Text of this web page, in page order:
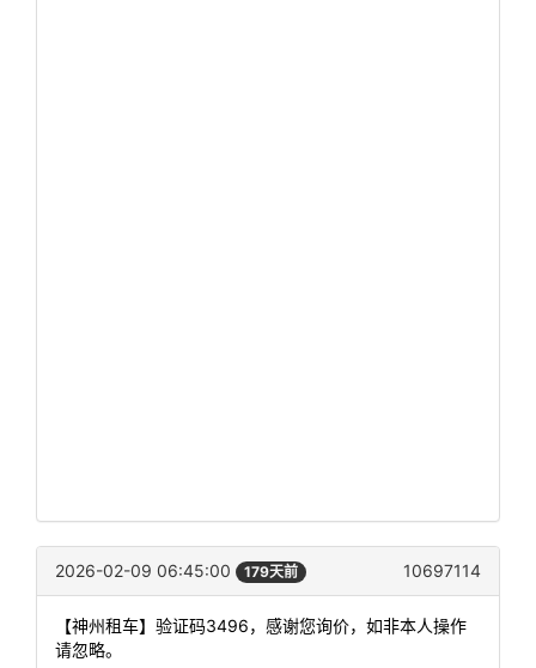
2026-02-09 06:45:00 179天前 10697114
【神州租车】验证码3496，感谢您询价，如非本人操作
请忽略。